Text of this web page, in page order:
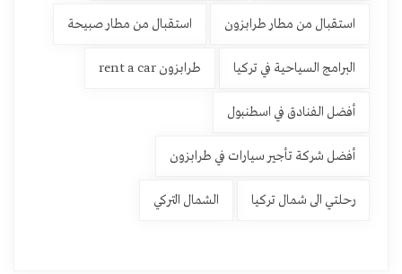
استقبال من مطار طرابزون استقبال من مطار صبيحة
البرامج السياحية في تركيا طرابزون rent a car
أفضل الفنادق في اسطنبول
أفضل شركة تأجير سيارات في طرابزون
رحلتي الى شمال تركيا الشمال التركي